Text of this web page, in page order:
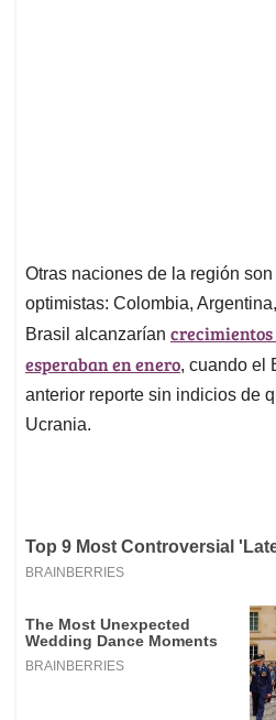
Otras naciones de la región
optimistas: Colombia,
Brasil alcanzarían crecimientos
esperaban en enero, cuando el
anterior reporte sin indicios de
Ucrania.